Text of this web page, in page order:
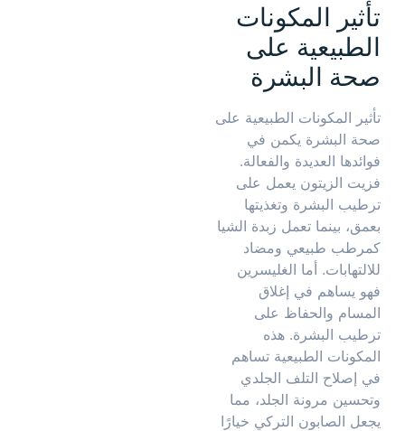
تأثير المكونات
الطبيعية على
صحة البشرة
تأثير المكونات الطبيعية على
صحة البشرة يكمن في
فوائدها العديدة والفعالة.
فزيت الزيتون يعمل على
ترطيب البشرة وتغذيتها
بعمق، بينما تعمل زبدة الشيا
كمرطب طبيعي ومضاد
للالتهابات. أما الغليسرين
فهو يساهم في إغلاق
المسام والحفاظ على
ترطيب البشرة. هذه
المكونات الطبيعية تساهم
في إصلاح التلف الجلدي
وتحسين مرونة الجلد، مما
يجعل الصابون التركي خيارًا